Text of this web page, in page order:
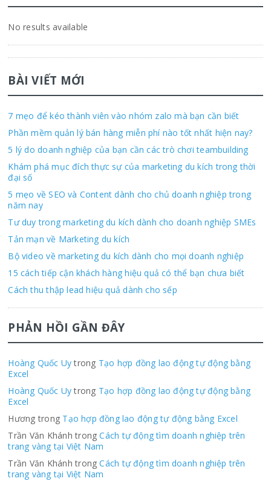
No results available
BÀI VIẾT MỚI
7 mẹo để kéo thành viên vào nhóm zalo mà bạn cần biết
Phần mềm quản lý bán hàng miễn phí nào tốt nhất hiện nay?
5 lý do doanh nghiệp của bạn cần các trò chơi teambuilding
Khám phá mục đích thực sự của marketing du kích trong thời
đại số
5 mẹo về SEO và Content dành cho chủ doanh nghiệp trong
năm nay
Tư duy trong marketing du kích dành cho doanh nghiệp SMEs
Tản mạn về Marketing du kích
Bộ video về marketing du kích dành cho mọi doanh nghiệp
15 cách tiếp cận khách hàng hiệu quả có thể bạn chưa biết
Cách thu thập lead hiệu quả dành cho sếp
PHẢN HỒI GẦN ĐÂY
Hoàng Quốc Uytrong Tạo hợp đồng lao động tự động bằng
Excel
Hoàng Quốc Uytrong Tạo hợp đồng lao động tự động bằng
Excel
Hương trong Tạo hợp đồng lao động tự động bằng Excel
Trần Văn Khánh trongCách tự động tìm doanh nghiệp trên
trang vàng tại Việt Nam
Trần Văn Khánh trongCách tự động tìm doanh nghiệp trên
trang vàng tại Việt Nam